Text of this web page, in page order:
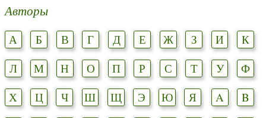
Авторы
А Б В Г Д Е Ж З И
К
Л
М Н О П Р С Т У
Ф
Х
Ц Ч Ш Щ Э Ю Я A
B